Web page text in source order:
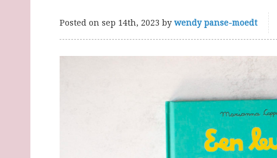
Posted on sep 14th, 2023 by wendy panse-moedt